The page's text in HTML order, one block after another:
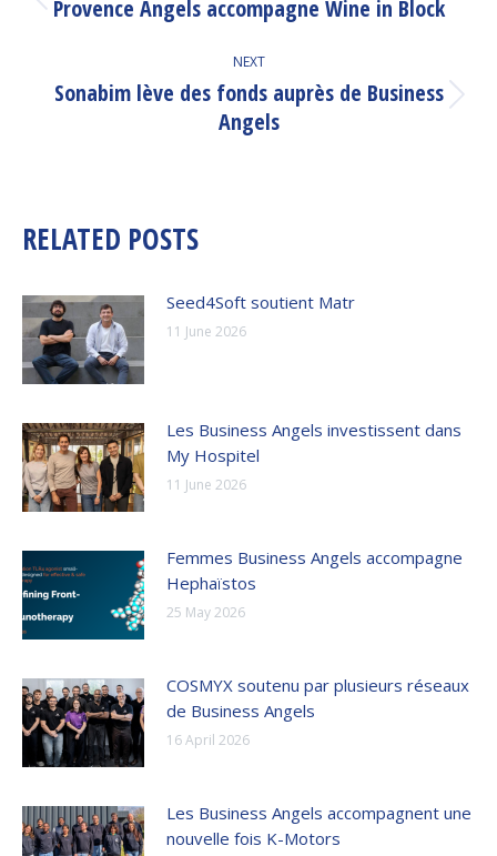
Previous
Provence Angels accompagne Wine in Block
NEXT
Next
post:
Sonabim lève des fonds auprès de Business
Angels
RELATED POSTS
Seed4Soft soutient Matr
11 June 2026
Les Business Angels investissent dans
My Hospitel
11 June 2026
Femmes Business Angels accompagne
Hephaïstos
25 May 2026
COSMYX soutenu par plusieurs réseaux
de Business Angels
16 April 2026
Les Business Angels accompagnent une
nouvelle fois K-Motors